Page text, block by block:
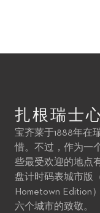
扎根瑞士
宝齐莱于1888年在
惜。不过，作为一
些最受欢迎的地点
盘计时码表城市版
Hometown Edition
六个城市的致敬。